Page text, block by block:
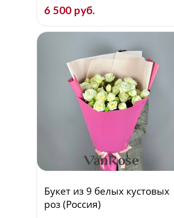
6 500 руб.
Букет из 9 белых кустовых
роз (Россия)